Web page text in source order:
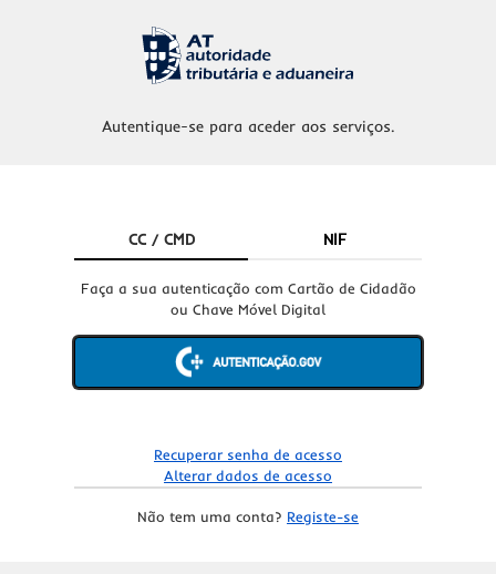
Autentique-se para aceder aos serviços.
CC / CMD NIF
Faça a sua autenticação com Cartão de Cidadão
ou Chave Móvel Digital
Recuperar senha de acesso
Alterar dados de acesso
Não tem uma conta? Registe-se